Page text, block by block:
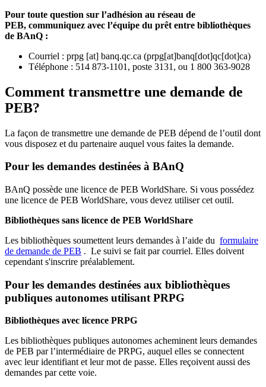
Pour toute question sur l’adhésion au réseau de
PEB, communiquez avec l’équipe du prêt entre bibliothèques
de BAnQ :
Courriel : prpg [at] banq.qc.ca (prpg[at]banq[dot]qc[dot]ca)
Téléphone : 514 873-1101, poste 3131, ou 1 800 363-9028
Comment transmettre une demande de
PEB?
La façon de transmettre une demande de PEB dépend de l’outil dont
vous disposez et du partenaire auquel vous faites la demande.
Pour les demandes destinées à BAnQ
BAnQ possède une licence de PEB WorldShare. Si vous possédez
une licence de PEB WorldShare, vous devez utiliser cet outil.
Bibliothèques sans licence de PEB WorldShare
Les bibliothèques soumettent leurs demandes à l’aide du formulaire
de demande de PEB . Le suivi se fait par courriel. Elles doivent
cependant s'inscrire préalablement.
Pour les demandes destinées aux bibliothèques
publiques autonomes utilisant PRPG
Bibliothèques avec licence PRPG
Les bibliothèques publiques autonomes acheminent leurs demandes
de PEB par l’intermédiaire de PRPG, auquel elles se connectent
avec leur identifiant et leur mot de passe. Elles reçoivent aussi des
demandes par cette voie.